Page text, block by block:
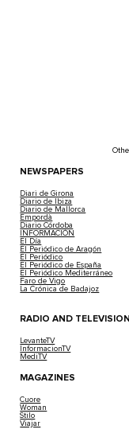
NEWSPAPERS
Diari de Girona
Diario de Ibiza
Diario de Mallorca
Empordà
Diario Córdoba
INFORMACIÓN
El Día
El Periódico de Aragón
El Periódico
El Periódico de España
El Periódico Mediterráneo
Faro de Vigo
La Crónica de Badajoz
RADIO AND TELEVISION
LevanteTV
InformacionTV
MediTV
MAGAZINES
Cuore
Woman
Stilo
Viajar